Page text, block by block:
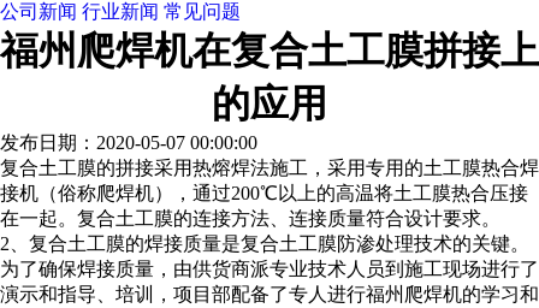
公司新闻 行业新闻 常见问题
福州爬焊机在复合土工膜拼接上
的应用
发布日期：2020-05-07 00:00:00
复合土工膜的拼接采用热熔焊法施工，采用专用的土工膜热合焊
接机（俗称爬焊机），通过200℃以上的高温将土工膜热合压接
在一起。复合土工膜的连接方法、连接质量符合设计要求。
2、复合土工膜的焊接质量是复合土工膜防渗处理技术的关键。
为了确保焊接质量，由供货商派专业技术人员到施工现场进行了
演示和指导、培训，项目部配备了专人进行福州爬焊机的学习和